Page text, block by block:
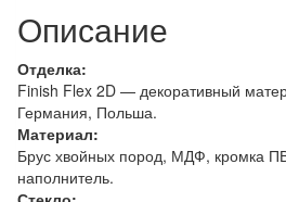
Описание
Отделка:
Finish Flex 2D — декоративный
Германия, Польша.
Материал:
Брус хвойных пород, МДФ, кромка
наполнитель.